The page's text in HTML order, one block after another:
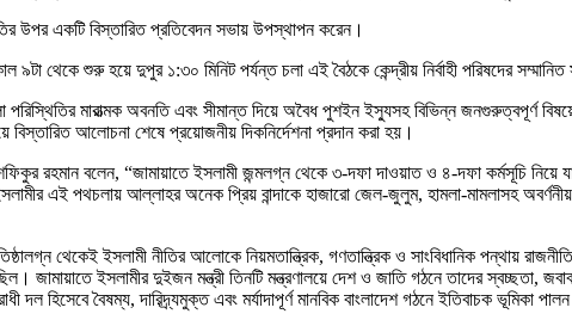
উপর একটি বিস্তারিত প্রতিবেদন সভায় উপস্থাপন করেন।
৯টা থেকে শুরু হয়ে দুপুর ১:৩০ মিনিট পর্যন্ত চলা এই বৈঠকে কেন্দ্রীয় নির্বাহী পরিষদের
মারাত্মক অবনতি এবং সীমান্ত দিয়ে অবৈধ পুশইন ইস্যুসহ বিভিন্ন জনগুরুত্বপূর্ণ
আলোচনা শেষে প্রয়োজনীয় দিকনির্দেশনা প্রদান করা হয়।
রহমান বলেন, “জামায়াতে ইসলামী জন্মলগ্ন থেকে ৩-দফা দাওয়াত ও ৪-দফা কর্মসূচি
এই পথচলায় আল্লাহর অনেক প্রিয় বান্দাকে হাজারো জেল-জুলুম, হামলা-মামলাসহ
থেকেই ইসলামী নীতির আলোকে নিয়মতান্ত্রিক, গণতান্ত্রিক ও সাংবিধানিক পন্থায়
জামায়াতে ইসলামীর দুইজন মন্ত্রী তিনটি মন্ত্রণালয়ে দেশ ও জাতি গঠনে তাদের স্বচ্ছতা,
দল হিসেবে বৈষম্য, দারিদ্র্যমুক্ত এবং মর্যাদাপূর্ণ মানবিক বাংলাদেশ গঠনে ইতিবাচক ভূমিকা